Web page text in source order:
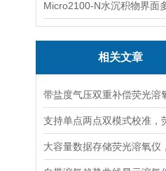
相关文章